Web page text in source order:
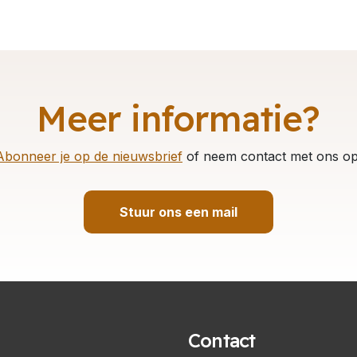
Meer informatie?
je op de nieuwsbrief of neem contact met ons
Stuur ons een mail
Contact